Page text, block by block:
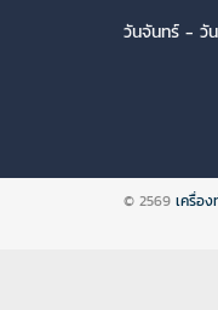
วันจันทร์ - วั
© 2569 เครื่อ